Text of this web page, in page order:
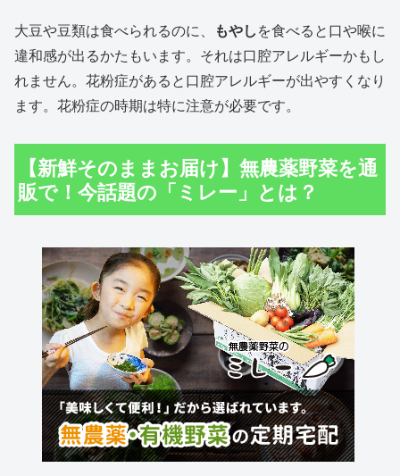
大豆や豆類は食べられるのに、 もやしを食べると口や喉に
違和感が出るかたもいます。それは口腔アレルギーかもし
れません。花粉症があると口腔アレルギーが出やすくなり
ます。花粉症の時期は特に注意が必要です。
【新鮮そのままお届け】無農薬野菜を通
販で！今話題の「ミレー」とは？